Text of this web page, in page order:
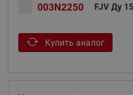
003N2250 FJV Ду
Купить аналог